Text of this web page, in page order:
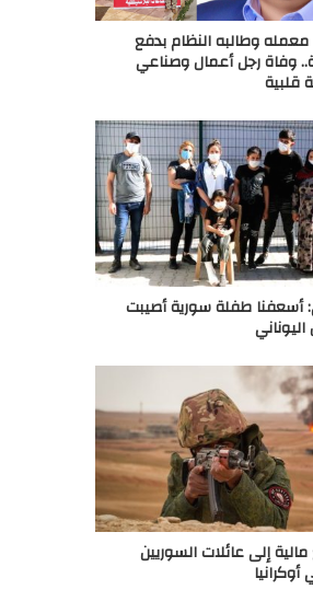
وطالبه النظام بدفع
وفاة رجل أعمال وصناعي
قلبية
أسعفنا طفلة سورية أصيبت
إلى عائلات السوريين